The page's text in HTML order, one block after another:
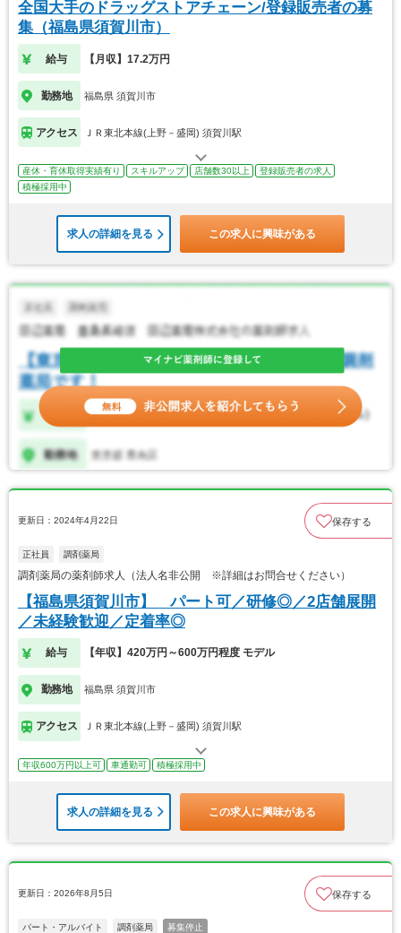
全国大手のドラッグストアチェーン/登録販売者の募
集（福島県須賀川市）
給与 【月収】17.2万円
勤務地 福島県 須賀川市
アクセス ＪＲ東北本線(上野－盛岡) 須賀川駅
産休・育休取得実績有り スキルアップ 店舗数30以上
登録販売者の求人
積極採用中
求人の詳細を見る この求人に興味がある
更新日：2024年4月22日 保存する
正社員 調剤薬局
調剤薬局の薬剤師求人（法人名非公開 ※詳細はお問合せください）
【福島県須賀川市】 パート可／研修◎／2店舗展開
／未経験歓迎／定着率◎
給与 【年収】420万円～600万円程度 モデル
勤務地 福島県 須賀川市
アクセス ＪＲ東北本線(上野－盛岡) 須賀川駅
年収600万円以上可 車通勤可 積極採用中
求人の詳細を見る この求人に興味がある
更新日：2026年8月5日 保存する
パート・アルバイト 調剤薬局 募集停止